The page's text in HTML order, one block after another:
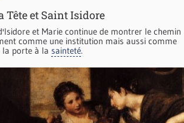
Tête et Saint Isidore
et Marie continue de montrer le chemin
comme une institution mais aussi comme
la porte à la sainteté.